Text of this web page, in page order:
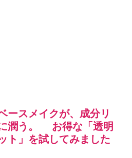
ースメイクが、成分リ
潤う。 お得な「透明
ト」を試してみました